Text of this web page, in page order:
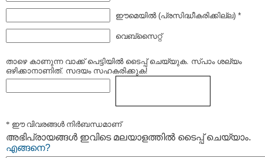
ഈമെയില്‍ (പ്രസിദ്ധീകരിക്കില്ല) *
വെബ്സൈറ്റ്
താഴെ കാണുന്ന വാക്ക് പെട്ടിയില്‍ ടൈപ്പ്‌ ചെയ്യുക. സ്പാം ശല്യം
ഒഴിക്കാനാണിത്. സദയം സഹകരിക്കുക!
* ഈ വിവരങ്ങള്‍ നിര്‍ബന്ധമാണ്
അഭിപ്രായങ്ങള്‍ ഇവിടെ മലയാളത്തില്‍ ടൈപ്പ് ചെയ്യാം.
എങ്ങനെ?